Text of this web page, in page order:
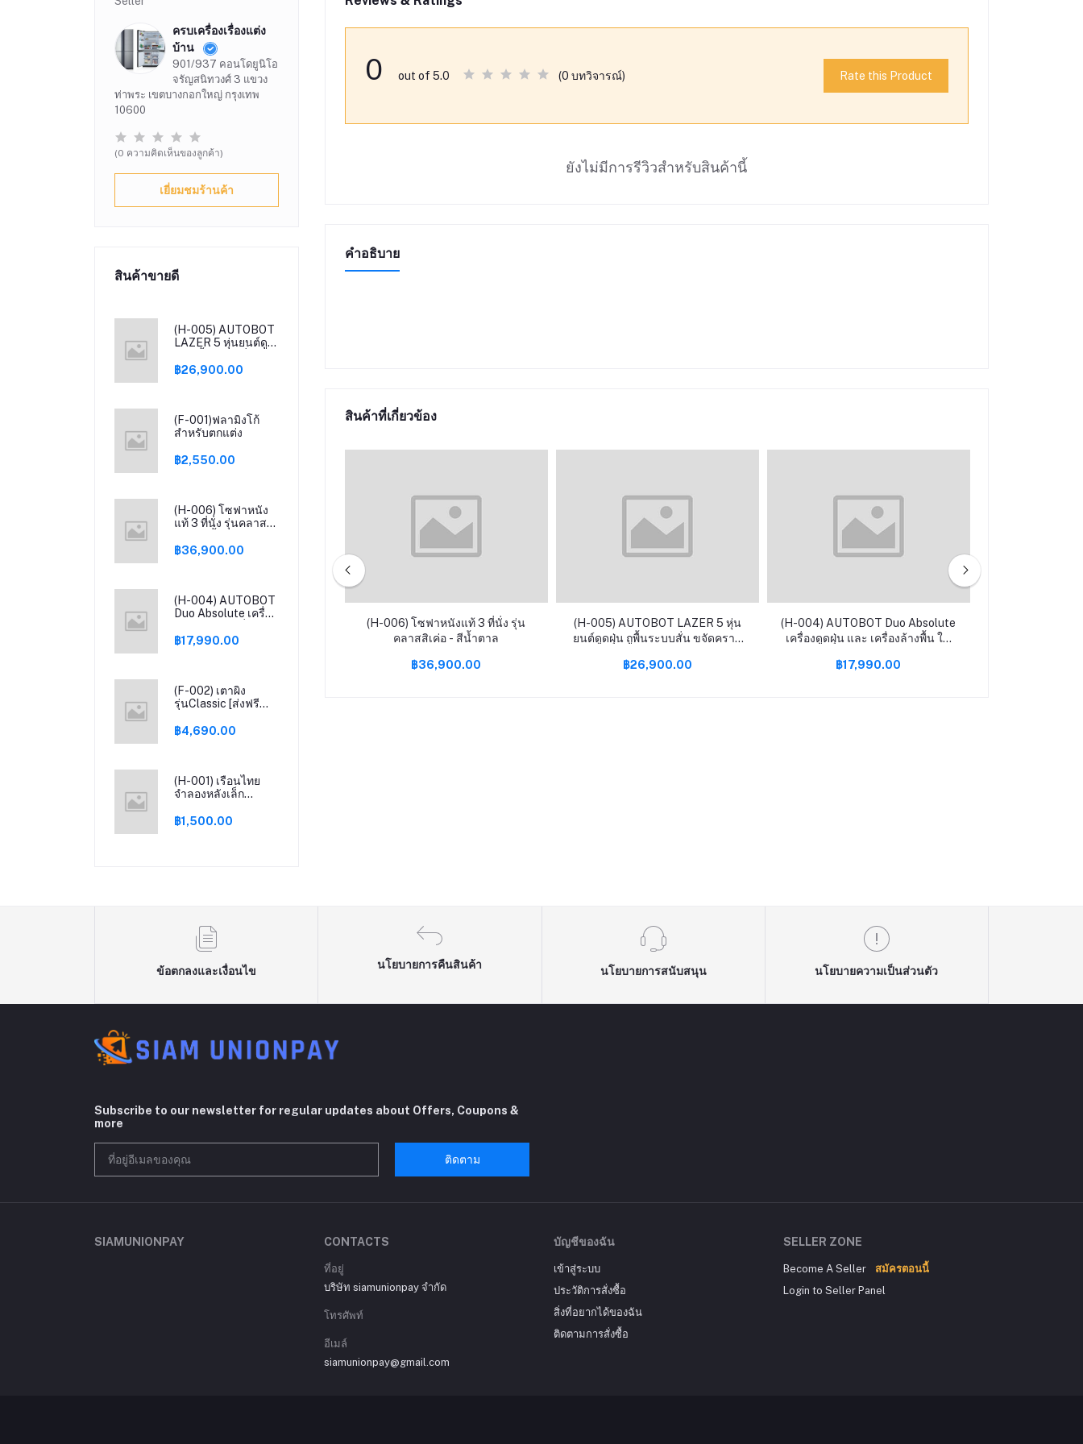
ครบเครื่องเรื่องแต่ง
บ้าน
901/937 คอนโดยูนิโอ
จรัญสนิทวงศ์ 3 แขวง
ท่าพระ เขตบางกอกใหญ่ กรุงเทพ
10600
(0 ความคิดเห็นของลูกค้า)
เยี่ยมชมร้านค้า
สินค้าขายดี
(H-005) AUTOBOT
LAZER 5 หุ่นยนต์ดูด
ขจัดคราบและผลิต
ดูด
฿26,900.00
(F-001)ฟลามิงโก้
สำหรับตกแต่ง
฿2,550.00
(H-006) โซฟาหนัง
แท้ 3 ที่นั่ง รุ่นคลาสสิ
฿36,900.00
(H-004) AUTOBOT
Duo Absolute เครื่อง
พื้น ในตัวเดียว FREE
฿17,990.00
(F-002) เตาผิง
รุ่นClassic​ [ส่งฟรี
งานคุณภาพ
฿4,690.00
(H-001) เรือนไทย
จำลองหลังเล็ก
จากไม้สักทอง
฿1,500.00
0 out of 5.0 (0 บทวิจารณ์) Rate this Product
ยังไม่มีการรีวิวสำหรับสินค้านี้
คำอธิบาย
สินค้าที่เกี่ยวข้อง
(F-005) Chic Republic FERN,ของ
ตกแต่งผนัง - สี เทา
(H-006) โซฟาหนังแท้ 3 ที่นั่ง รุ่น
คลาสสิเค่อ - สีน้ำตาล
฿36,900.00
(H-005) AUTOBOT LAZER 5 หุ่น
ยนต์ดูดฝุ่น ถูพื้นระบบสั่น ขจัดคราบ
Smart dock แถมฟรีเครื่องดูด
฿26,900.00
(H-004) AUTOBOT Duo Absolute
เครื่องดูดฝุ่น และ เครื่องล้างพื้น ใน
เพิ่มอีก 1 ปี
฿17,990.00
ข้อตกลงและเงื่อนไข
นโยบายการคืนสินค้า
นโยบายการสนับสนุน นโยบายความเป็นส่วนตัว
Subscribe to our newsletter for regular updates about Offers, Coupons &
more
ติดตาม
SIAMUNIONPAY CONTACTS
ที่อยู่
บริษัท siamunionpay จำกัด
โทรศัพท์
อีเมล์
siamunionpay@gmail.com
บัญชีของฉัน
เข้าสู่ระบบ
ประวัติการสั่งซื้อ
สิ่งที่อยากได้ของฉัน
ติดตามการสั่งซื้อ
SELLER ZONE
Become A Seller
สมัครตอนนี้
Login to Seller Panel